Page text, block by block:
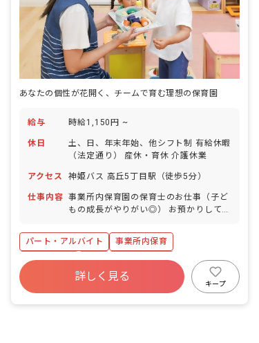
あなたの個性が花開く、チームで育む理想の保育園
給与 時給1,150円 ~
休日
土、日、年末年始、他シフト制 有給休暇
（法定通り） 産休・育休 介護休業
アクセス 神姫バス 高丘5丁目駅（徒歩5分）
仕事内容 事業所内保育園の保育士のお仕事（子ど
もの成長がやりがい◎） お預かりしてい
す。 ・食事・睡眠・排泄・清潔・衣類の
着脱等 ・集団生活を通じた社会性の装着
・行事の計画・実行、お知らせの作成
パート・アルバイト
事業所内保育
ブランクOK
有給
福利厚生充実
産休育休制度
未経験歓迎
詳しく見る
キープ